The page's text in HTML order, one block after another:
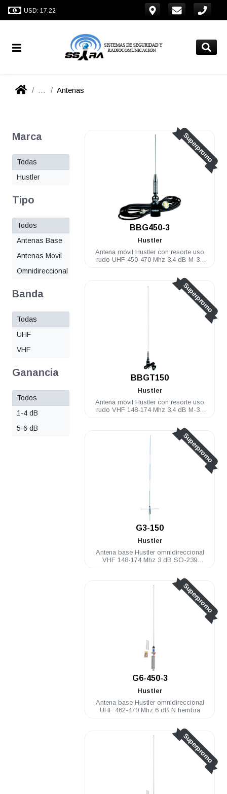
USD: 17.22
... Antenas
Marca
Todas
Hustler
Tipo
Todos
Antenas Base
Antenas Movil
Omnidireccional
Banda
Todas
UHF
VHF
Ganancia
Todos
1-4 dB
5-6 dB
Superpromo
BBG450-3
Hustler
Antena móvil Hustler con resorte uso
rudo UHF 450-470 Mhz 3.4 dB M-34
Superpromo
BBGT150
Hustler
Antena móvil Hustler con resorte uso
rudo VHF 148-174 Mhz 3.4 dB M-34
Superpromo
G3-150
Hustler
Antena base Hustler omnidireccional
VHF 148-174 Mhz 3 dB SO-239
Superpromo
G6-450-3
Hustler
Antena base Hustler omnidireccional
UHF 462-470 Mhz 6 dB N hembra
Superpromo